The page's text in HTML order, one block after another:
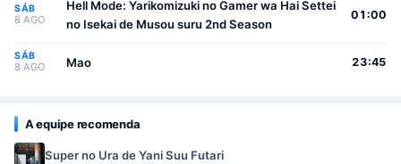
SÁB
8 AGO
Hell Mode: Yarikomizuki no Gamer wa Hai Settei
no Isekai de Musou suru 2nd Season
01:00
SÁB
8 AGO Mao 23:45
A equipe recomenda
Super no Ura de Yani Suu Futari